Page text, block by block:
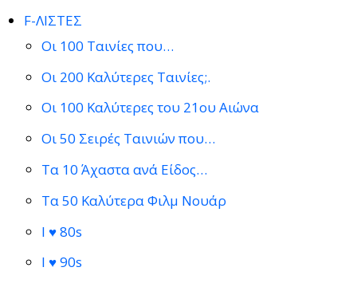
F-ΛΙΣΤΕΣ
Οι 100 Ταινίες που…
Οι 200 Καλύτερες Ταινίες;.
Οι 100 Καλύτερες του 21ου Αιώνα
Οι 50 Σειρές Ταινιών που…
Τα 10 Άχαστα ανά Είδος…
Τα 50 Καλύτερα Φιλμ Νουάρ
I ♥ 80s
I ♥ 90s